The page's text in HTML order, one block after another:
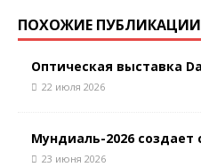
ПОХОЖИЕ ПУБЛИКАЦИИ
Оптическая выставка
22 июля 2026
Мундиаль-2026 создает
23 июня 2026